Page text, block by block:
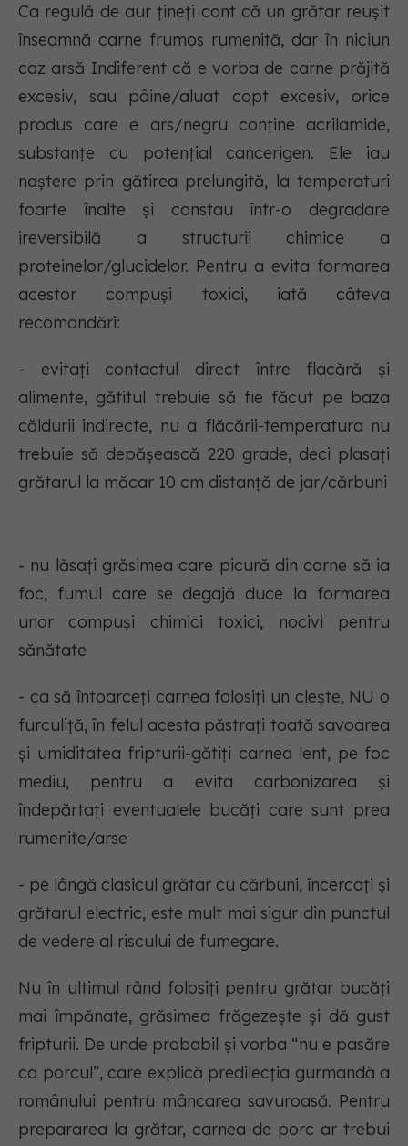
Ca regulă de aur țineți cont că un grătar reușit
înseamnă carne frumos rumenită, dar în niciun
caz arsă Indiferent că e vorba de carne prăjită
excesiv, sau pâine/aluat copt excesiv, orice
produs care e ars/negru conține acrilamide,
substanțe cu potențial cancerigen. Ele iau
naștere prin gătirea prelungită, la temperaturi
foarte înalte și constau într-o degradare
ireversibilă a structurii chimice a
proteinelor/glucidelor. Pentru a evita formarea
acestor compuși toxici, iată câteva
recomandări:
- evitați contactul direct între flacără și
alimente, gătitul trebuie să fie făcut pe baza
căldurii indirecte, nu a flăcării-temperatura nu
trebuie să depășească 220 grade, deci plasați
grătarul la măcar 10 cm distanță de jar/cărbuni
- nu lăsați grăsimea care picură din carne să ia
foc, fumul care se degajă duce la formarea
unor compuși chimici toxici, nocivi pentru
sănătate
- ca să întoarceți carnea folosiți un clește, NU o
furculiță, în felul acesta păstrați toată savoarea
și umiditatea fripturii-gătiți carnea lent, pe foc
mediu, pentru a evita carbonizarea și
îndepărtați eventualele bucăți care sunt prea
rumenite/arse
- pe lângă clasicul grătar cu cărbuni, încercați și
grătarul electric, este mult mai sigur din punctul
de vedere al riscului de fumegare.
Nu în ultimul rând folosiți pentru grătar bucăți
mai împănate, grăsimea frăgezește și dă gust
fripturii. De unde probabil și vorba “nu e pasăre
ca porcul”, care explică predilecția gurmandă a
românului pentru mâncarea savuroasă. Pentru
prepararea la grătar, carnea de porc ar trebui